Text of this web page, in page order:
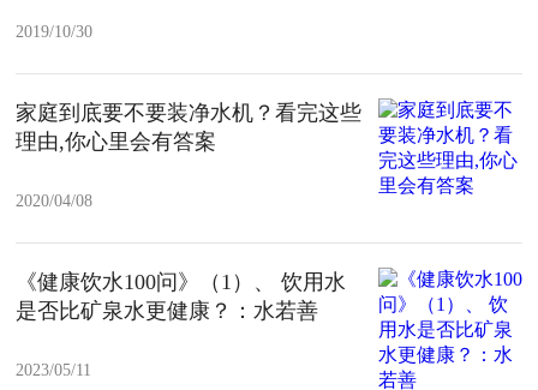
2019/10/30
家庭到底要不要装净水机？看完这些
理由,你心里会有答案
2020/04/08
《健康饮水100问》（1）、 饮用水
是否比矿泉水更健康？：水若善
2023/05/11